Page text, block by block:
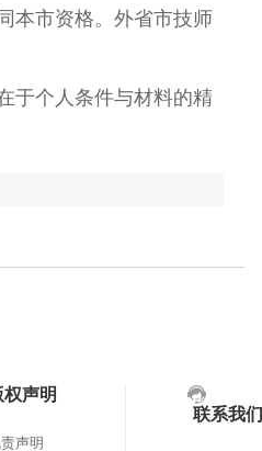
市资格。外省市技师
于个人条件与材料的精
权声明
声明
联系我们